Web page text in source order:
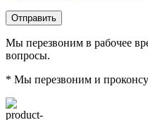
Мы перезвоним в рабочее
вопросы.
* Мы перезвоним и